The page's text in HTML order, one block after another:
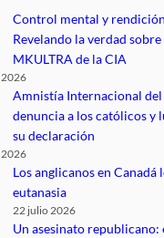
Control mental y
Revelando la verdad
MKULTRA de la CIA
2026
Amnistía Internacional
denuncia a los católicos y
su declaración
2026
Los anglicanos en Canadá
eutanasia
22 julio 2026
Un asesinato